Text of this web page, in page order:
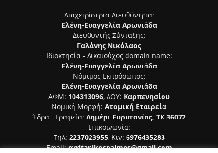
Διαχειρίστρια-Διευθύντρια:
Ελένη-Ευαγγελία Αρωνιάδα
Διευθυντής Σύνταξης:
Γαλάνης Νικόλαος
Ιδιοκτησία - Δικαιούχος domain name:
Ελένη-Ευαγγελία Αρωνιάδα
Νόμιμος Εκπρόσωπος:
Ελένη-Ευαγγελία Αρωνιάδα
ΑΦΜ: 104313096, ΔΟΥ: Καρπενησίου
Νομική Μορφή: Ατομική Εταιρεία
Έδρα - Γραφεία: Λημέρι Ευρυτανίας, ΤΚ 36072
Επικοινωνία:
Τηλ: 2237023955, Κιν: 6976435283
Email:evritanikospalmos@gmail.com